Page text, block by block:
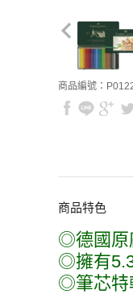
商品編號：
商品特色
◎德國原
◎擁有
◎筆芯特